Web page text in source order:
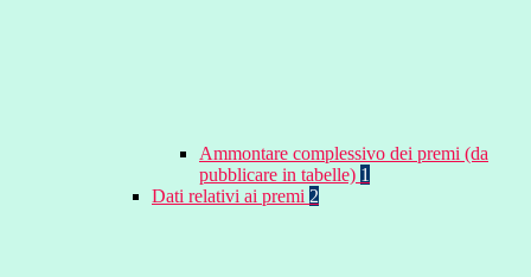
Ammontare complessivo dei premi (da
pubblicare in tabelle) 1
Dati relativi ai premi 2